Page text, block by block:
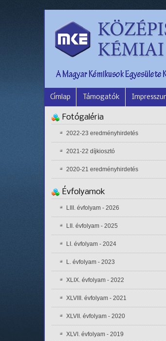
Címlap Támogatók
Fotógaléria
2022-23 eredményhirdetés
2021-22 díjkiosztó
2020-21 eredményhirdetés
Évfolyamok
LIII. évfolyam - 2026
LII. évfolyam - 2025
LI. évfolyam - 2024
L. évfolyam - 2023
XLIX. évfolyam - 2022
XLVIII. évfolyam - 2021
XLVII. évfolyam - 2020
XLVI. évfolyam - 2019